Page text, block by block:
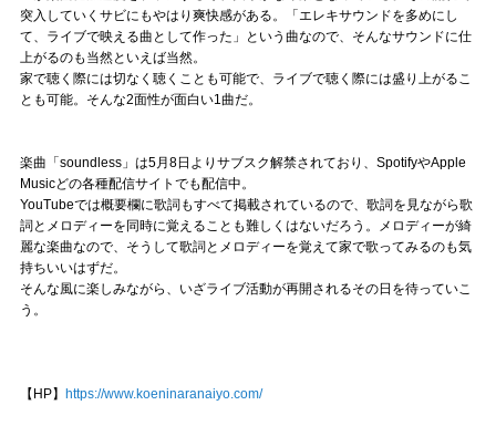
突入していくサビにもやはり爽快感がある。「エレキサウンドを多めにし
て、ライブで映える曲として作った」という曲なので、そんなサウンドに仕
上がるのも当然といえば当然。
家で聴く際には切なく聴くことも可能で、ライブで聴く際には盛り上がるこ
とも可能。そんな2面性が面白い1曲だ。
楽曲「soundless」は5月8日よりサブスク解禁されており、SpotifyやApple
Musicどの各種配信サイトでも配信中。
YouTubeでは概要欄に歌詞もすべて掲載されているので、歌詞を見ながら歌
詞とメロディーを同時に覚えることも難しくはないだろう。メロディーが綺
麗な楽曲なので、そうして歌詞とメロディーを覚えて家で歌ってみるのも気
持ちいいはずだ。
そんな風に楽しみながら、いざライブ活動が再開されるその日を待っていこ
う。
【HP】 https://www.koeninaranaiyo.com/